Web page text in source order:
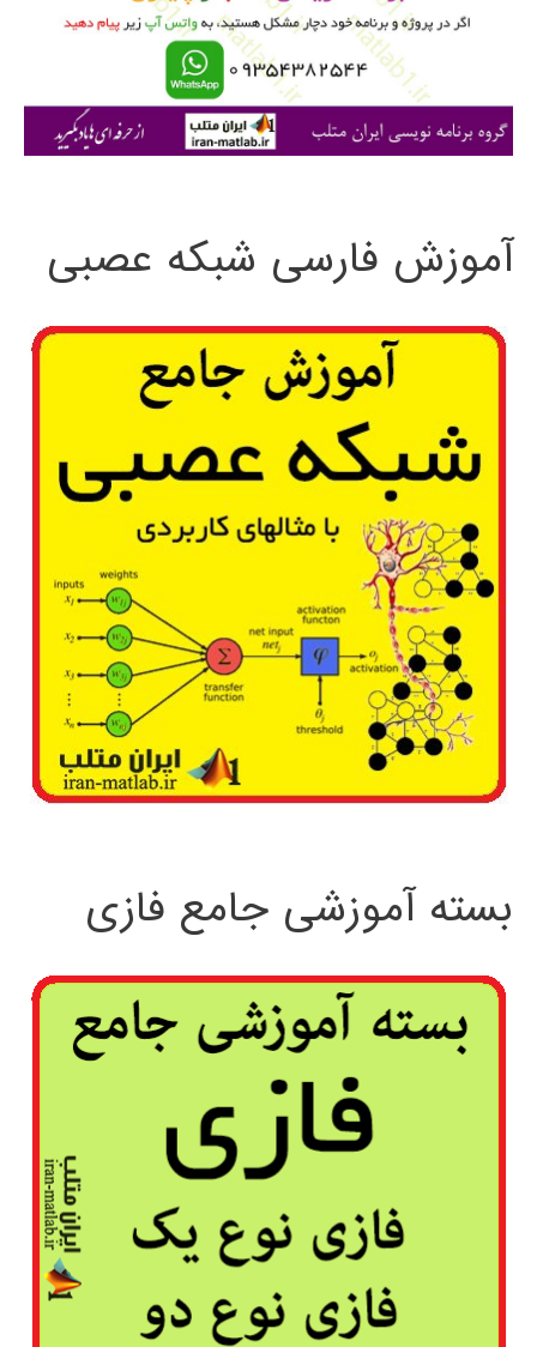
ی
آموزش فارسی شبکه عصبی
بسته آموزشی جامع فازی